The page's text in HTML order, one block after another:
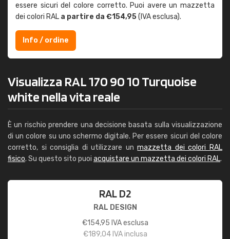
essere sicuri del colore corretto. Puoi avere un mazzetta
dei colori RAL a partire da €154,95(IVA esclusa).
Info / ordine
Visualizza RAL 170 90 10 Turquoise
white nella vita reale
È un rischio prendere una decisione basata sulla visualizzazione
di un colore su uno schermo digitale. Per essere sicuri del colore
corretto, si consiglia di utilizzare unmazzetta dei colori RAL
fisico. Su questo sito puoi acquistare un mazzetta dei colori RAL.
RAL D2
RAL DESIGN
€154,95 IVA esclusa
€189,04IVA inclusa